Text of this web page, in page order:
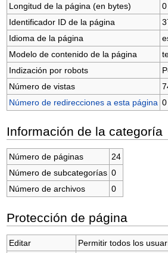
Longitud de la página (en bytes)
0
Identificador ID de la página
Idioma de la página
Modelo de contenido de la página
Indización por robots
Número de vistas
Número de redirecciones a esta página 0
Información de la categoría
Número de páginas
24
Número de subcategorías 0
Número de archivos
0
Protección de página
Editar
Permitir todos los